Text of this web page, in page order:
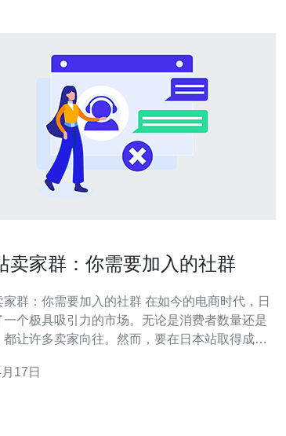
卖家群：你需要加入的社群
你需要加入的社群 在如今的电商时代，日
一个极具吸引力的市场。无论是消费者数量还是
都让许多卖家向往。然而，要在日本站取得成功
首先，你可以17日